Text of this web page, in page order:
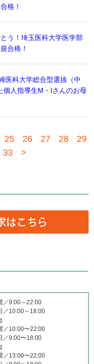
格！
う！埼玉医科大学医学部
合格！
医科大学総合型選抜（中
個人指導生M・Iさんのお母
25 26 27 28
29
33 >
／9:00～22:00
／10:00～18:00
／10:00〜22:00
／9:00〜18:00
／13:00〜22:00